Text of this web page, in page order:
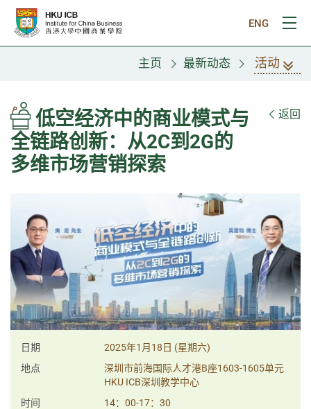
跳往主要内容
ENG
打
主页 最新动态 活动
低空经济中的商业模式与
全链路创新：从2C到2G的
多维市场营销探索
返回
日期
2025年1月18日 (星期六)
地点
深圳市前海国际人才港B座1603-1605单元
HKU ICB深圳教学中心
时间
14：00-17：30